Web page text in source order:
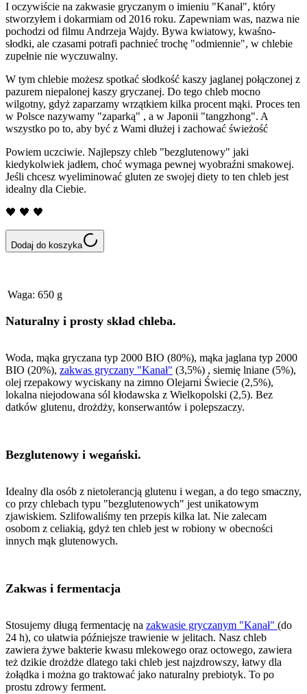
I oczywiście na zakwasie gryczanym o imieniu "Kanał", który
stworzyłem i dokarmiam od 2016 roku. Zapewniam was, nazwa nie
pochodzi od filmu Andrzeja Wajdy. Bywa kwiatowy, kwaśno-
słodki, ale czasami potrafi pachnieć trochę "odmiennie", w chlebie
zupełnie nie wyczuwalny.
W tym chlebie możesz spotkać słodkość kaszy jaglanej połączonej z
pazurem niepalonej kaszy gryczanej. Do tego chleb mocno
wilgotny, gdyż zaparzamy wrzątkiem kilka procent mąki. Proces ten
w Polsce nazywamy "zaparką" , a w Japonii "tangzhong". A
wszystko po to, aby być z Wami dłużej i zachować świeżość
Powiem uczciwie. Najlepszy chleb "bezglutenowy" jaki
kiedykolwiek jadłem, choć wymaga pewnej wyobraźni smakowej.
Jeśli chcesz wyeliminować gluten ze swojej diety to ten chleb jest
idealny dla Ciebie.
🖤 🖤 🖤
Dodaj do koszyka
Waga: 650 g
Naturalny i prosty skład chleba.
Woda, mąka gryczana typ 2000 BIO (80%), mąka jaglana typ 2000
BIO (20%), zakwas gryczany "Kanał" (3,5%) , siemię lniane (5%),
olej rzepakowy wyciskany na zimno Olejarni Świecie (2,5%),
lokalna niejodowana sól kłodawska z Wielkopolski (2,5). Bez
datków glutenu, drożdży, konserwantów i polepszaczy.
Bezglutenowy i wegański.
Idealny dla osób z nietolerancją glutenu i wegan, a do tego smaczny,
co przy chlebach typu "bezglutenowych" jest unikatowym
zjawiskiem. Szlifowaliśmy ten przepis kilka lat. Nie zalecam
osobom z celiakią, gdyż ten chleb jest w robiony w obecności
innych mąk glutenowych.
Zakwas i fermentacja
Stosujemy długą fermentację na zakwasie gryczanym "Kanał" (do
24 h), co ułatwia późniejsze trawienie w jelitach. Nasz chleb
zawiera żywe bakterie kwasu mlekowego oraz octowego, zawiera
też dzikie drożdże dlatego taki chleb jest najzdrowszy, łatwy dla
żołądka i można go traktować jako naturalny prebiotyk. To po
prostu zdrowy ferment.